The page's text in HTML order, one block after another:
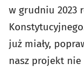
w grudniu 2023
już miały,
nasz projekt